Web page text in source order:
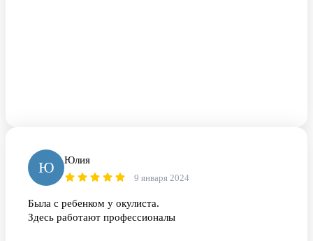
Ю Юлия
9 января 2024
Была с ребенком у окулиста.
Здесь работают профессионалы